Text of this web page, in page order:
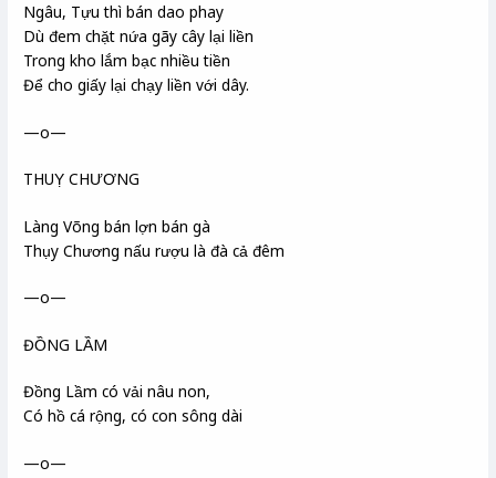
Ngâu, Tựu thì bán dao phay
Dù đem chặt nứa gãy cây lại liền
Trong kho lắm bạc nhiều tiền
Để cho giấy lại chạy liền với dây.
—o—
THUỴ CHƯƠNG
Làng Võng bán lợn bán gà
Thụy Chương nấu rượu là đà cả đêm
—o—
ĐỒNG LẦM
Đồng Lầm có vải nâu non,
Có hồ cá rộng, có con sông dài
—o—